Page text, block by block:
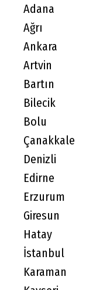
Adana
Ağrı
Ankara
Artvin
Bartın
Bilecik
Bolu
Çanakkale
Denizli
Edirne
Erzurum
Giresun
Hatay
İstanbul
Karaman